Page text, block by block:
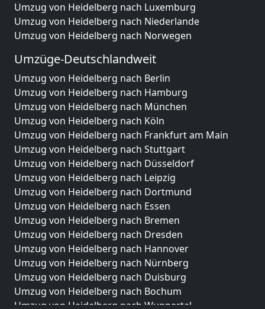
Umzug von Heidelberg nach Luxemburg
Umzug von Heidelberg nach Niederlande
Umzug von Heidelberg nach Norwegen
Umzüge-Deutschlandweit
Umzug von Heidelberg nach Berlin
Umzug von Heidelberg nach Hamburg
Umzug von Heidelberg nach München
Umzug von Heidelberg nach Köln
Umzug von Heidelberg nach Frankfurt am Main
Umzug von Heidelberg nach Stuttgart
Umzug von Heidelberg nach Düsseldorf
Umzug von Heidelberg nach Leipzig
Umzug von Heidelberg nach Dortmund
Umzug von Heidelberg nach Essen
Umzug von Heidelberg nach Bremen
Umzug von Heidelberg nach Dresden
Umzug von Heidelberg nach Hannover
Umzug von Heidelberg nach Nürnberg
Umzug von Heidelberg nach Duisburg
Umzug von Heidelberg nach Bochum
Umzug von Heidelberg nach Wuppertal